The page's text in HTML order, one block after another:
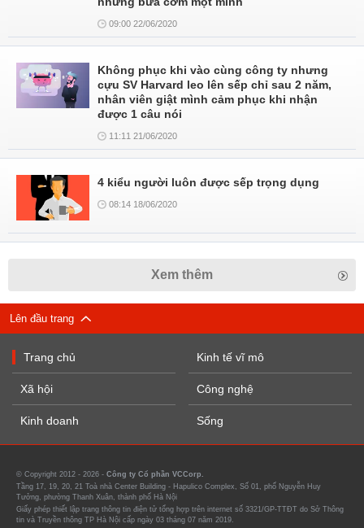
09:00 22/06/2020
Không phục khi vào cùng công ty nhưng
cựu SV Harvard leo lên sếp chỉ sau 2 năm,
nhân viên giật mình cảm phục khi nhận
được 1 câu nói
11:11 21/06/2020
4 kiểu người luôn được sếp trọng dụng
08:14 18/06/2020
Xem thêm
Lên đầu trang
Trang chủ
Xã hội
Kinh doanh
Kinh tế vĩ mô
Công nghệ
Sống
© Copyright 2012 - 2026 - Công ty Cổ phần VCCorp.
Tầng 17, 19, 20, 21 Toà nhà Center Building - Hapulico Complex, Số 01, phố Nguyễn Huy
Tưởng, phường Thanh Xuân, thành phố Hà Nội
Giấy phép thiết lập trang thông tin điện tử tổng hợp trên internet số 3321/GP-TTĐT do Sở Thông
tin và Truyền thông TP Hà Nội cấp ngày 03 tháng 07 năm 2019.